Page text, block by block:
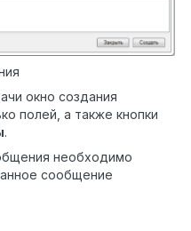
окно создания
полей, а также кнопки
.
необходимо
сообщение